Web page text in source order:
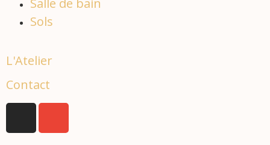
Salle de bain
Sols
L'Atelier
Contact